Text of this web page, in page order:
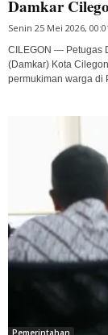
Damkar
Senin 25 Mei 2026,
CILEGON — Petugas
(Damkar) Kota
permukiman warga di
Pemerintahan